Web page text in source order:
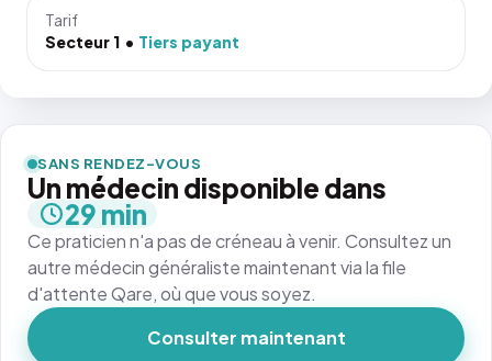
Tarif
Secteur 1
Tiers payant
SANS RENDEZ-VOUS
Un médecin disponible dans
29 min
Ce praticien n'a pas de créneau à venir. Consultez un
autre médecin généraliste maintenant via la file
d'attente Qare, où que vous soyez.
Consulter maintenant